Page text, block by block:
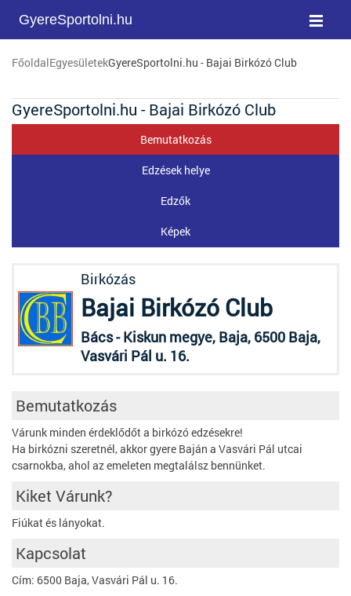
GyereSportolni.hu
FőoldalEgyesületekGyereSportolni.hu - Bajai Birkózó Club
GyereSportolni.hu - Bajai Birkózó Club
Bemutatkozás
Edzések helye
Edzők
Képek
Birkózás
Bajai Birkózó Club
Bács - Kiskun megye, Baja, 6500 Baja,
Vasvári Pál u. 16.
Bemutatkozás
Várunk minden érdeklődőt a birkózó edzésekre!
Ha birkózni szeretnél, akkor gyere Baján a Vasvári Pál utcai
csarnokba, ahol az emeleten megtalálsz bennünket.
Kiket Várunk?
Fiúkat és lányokat.
Kapcsolat
Cím: 6500 Baja, Vasvári Pál u. 16.